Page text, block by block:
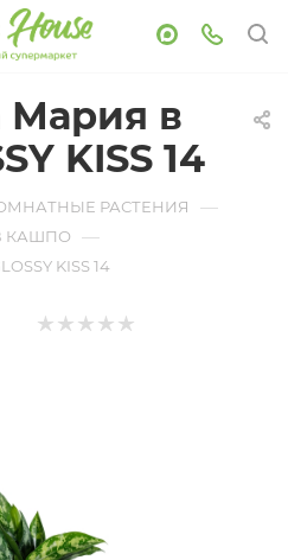
Мария в
KISS 14
РАСТЕНИЯ —
КАШПО —
KISS 14